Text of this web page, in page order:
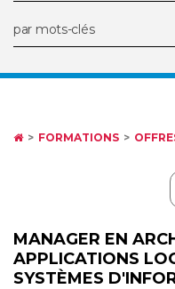
FORMATIONS
MANAGER EN
APPLICATIONS
SYSTÈMES